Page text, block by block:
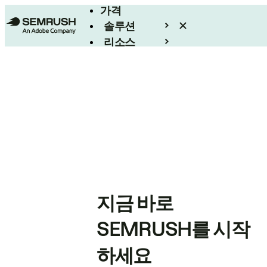
가격
솔루션
리소스
지금 바로
SEMRUSH를 시작
하세요